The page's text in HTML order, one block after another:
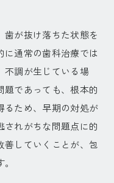
歯が抜け落ちた状態を
に通常の歯科治療では
不調が生じている場
であっても、根本的
るため、早期の対処が
れがちな問題点に的
善していくことが、包